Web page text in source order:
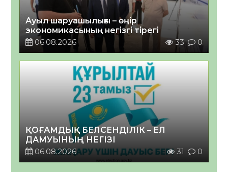
Ауыл шаруашылығы – өңір
экономикасының негізгі тірегі
06.08.2026
33 0
ҚОҒАМДЫҚ БЕЛСЕНДІЛІК – ЕЛ
ДАМУЫНЫҢ НЕГІЗІ
06.08.2026
31 0